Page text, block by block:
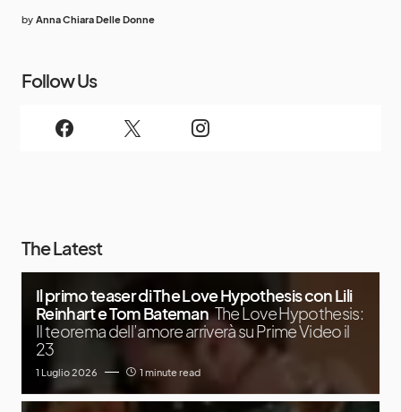
by Anna Chiara Delle Donne
Follow Us
The Latest
Il primo teaser di The Love Hypothesis con Lili
Reinhart e Tom Bateman The Love Hypothesis:
Il teorema dell’amore arriverà su Prime Video il
23
1 Luglio 2026 1 minute read